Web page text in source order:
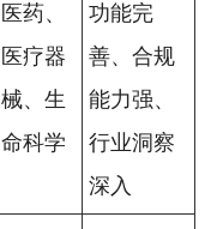
医药、
医疗器
械、生
命科学
功能完
善、合规
能力强、
行业洞察
深入